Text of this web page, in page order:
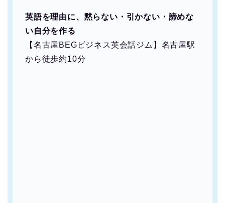
英語を理由に、黙らない・引かない・諦めな
い自分を作る
【名古屋BEGビジネス英会話ジム】名古屋駅
から徒歩約10分